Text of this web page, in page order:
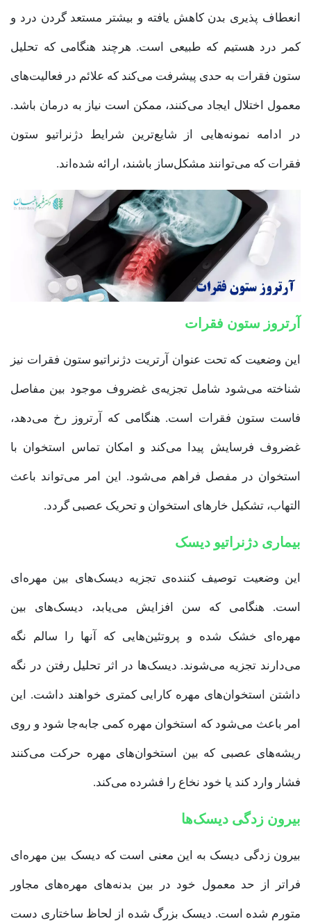
انعطاف پذیری بدن کاهش یافته و بیشتر مستعد گردن درد و
کمر درد هستیم که طبیعی است. هرچند هنگامی که تحلیل
ستون فقرات به حدی پیشرفت می‌کند که علائم در فعالیت‌های
معمول اختلال ایجاد می‌کنند، ممکن است نیاز به درمان باشد.
در ادامه نمونه‌هایی از شایع‌ترین شرایط دژنراتیو ستون
فقرات که می‌توانند مشکل‌ساز باشند، ارائه شده‌اند.
آرتروز ستون فقرات
این وضعیت که تحت عنوان آرتریت دژنراتیو ستون فقرات نیز
شناخته می‌شود شامل تجزیه‌ی غضروف موجود بین مفاصل
فاست ستون فقرات است. هنگامی که آرتروز رخ می‌دهد،
غضروف فرسایش پیدا می‌کند و امکان تماس استخوان با
استخوان در مفصل فراهم می‌شود. این امر می‌تواند باعث
التهاب، تشکیل خارهای استخوان و تحریک عصبی گردد.
بیماری دژنراتیو دیسک
این وضعیت توصیف کننده‌ی تجزیه دیسک‌های بین مهره‌ای
است. هنگامی که سن افزایش می‌یابد، دیسک‌های بین
مهره‌ای خشک شده و پروتئین‌هایی که آنها را سالم نگه
می‌دارند تجزیه می‌شوند. دیسک‌ها در اثر تحلیل رفتن در نگه
داشتن استخوان‌های مهره کارایی کمتری خواهند داشت. این
امر باعث می‌شود که استخوان مهره کمی جابه‌جا شود و روی
ریشه‌های عصبی که بین استخوان‌های مهره حرکت می‌کنند
فشار وارد کند یا خود نخاع را فشرده می‌کند.
بیرون زدگی دیسک‌ها
بیرون زدگی دیسک به این معنی است که دیسک بین مهره‌ای
فراتر از حد معمول خود در بین بدنه‌های مهره‌های مجاور
متورم شده است. دیسک بزرگ شده از لحاظ ساختاری دست